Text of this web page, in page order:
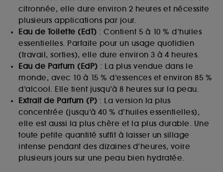
citronnée, elle dure environ 2 heures et nécessite
plusieurs applications par jour.
Eau de Toilette (EdT) : Contient 5 à 10 % d’huiles
essentielles. Parfaite pour un usage quotidien
(travail, sorties), elle dure environ 3 à 4 heures.
Eau de Parfum (EdP) : La plus vendue dans le
monde, avec 10 à 15 % d’essences et environ 85 %
d’alcool. Elle tient jusqu’à 8 heures sur la peau.
Extrait de Parfum (P) : La version la plus
concentrée (jusqu’à 40 % d’huiles essentielles),
elle est aussi la plus chère et la plus durable. Une
toute petite quantité suffit à laisser un sillage
intense pendant des dizaines d’heures, voire
plusieurs jours sur une peau bien hydratée.